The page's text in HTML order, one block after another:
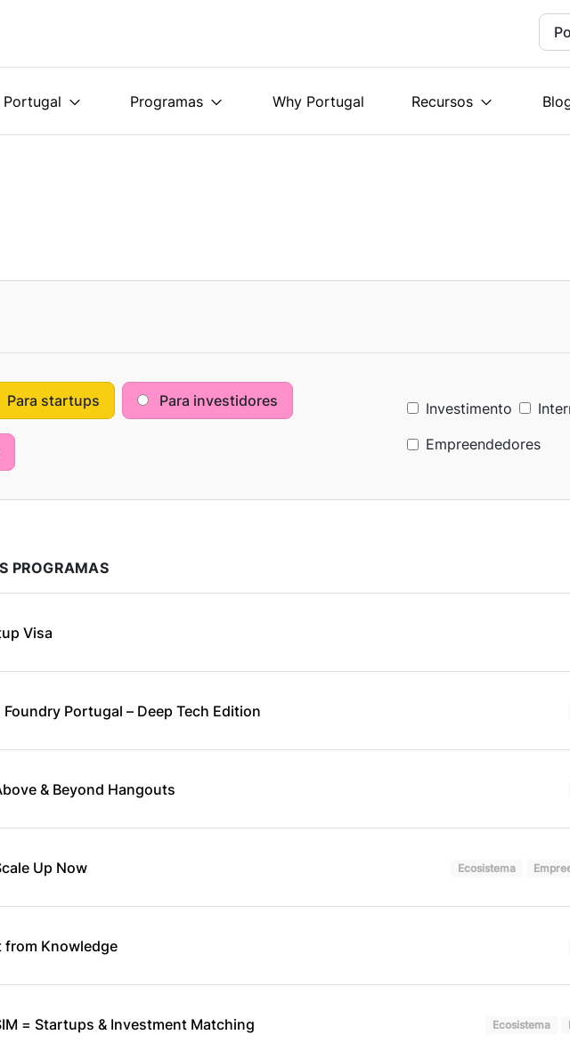
Programas Why Portugal Recursos
Para startups Para investidores Investimento
Empreendedores
PROGRAMAS
Visa
Foundry Portugal – Deep Tech Edition
& Beyond Hangouts
Up Now Ecosistema
from Knowledge
= Startups & Investment Matching Ecosistema